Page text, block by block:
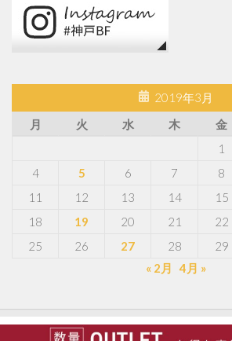
2019年3月
月
火 水 木 金
1
4
5 6 7 8
11
12 13 14 15
18
19 20 21 22
25
26 27 28 29
« 2月 4月 »